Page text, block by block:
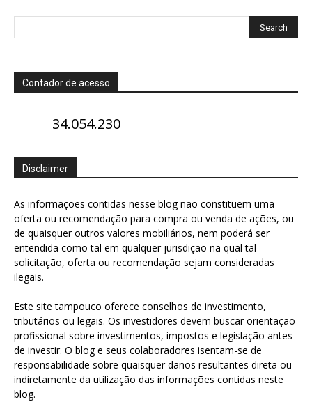
Contador de acesso
34.054.230
Disclaimer
As informações contidas nesse blog não constituem uma
oferta ou recomendação para compra ou venda de ações, ou
de quaisquer outros valores mobiliários, nem poderá ser
entendida como tal em qualquer jurisdição na qual tal
solicitação, oferta ou recomendação sejam consideradas
ilegais.
Este site tampouco oferece conselhos de investimento,
tributários ou legais. Os investidores devem buscar orientação
profissional sobre investimentos, impostos e legislação antes
de investir. O blog e seus colaboradores isentam-se de
responsabilidade sobre quaisquer danos resultantes direta ou
indiretamente da utilização das informações contidas neste
blog.